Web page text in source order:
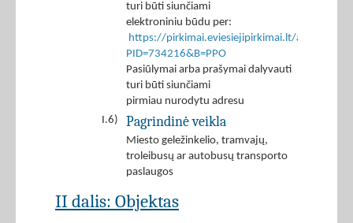
turi būti siunčiami
elektroniniu būdu per:
https://pirkimai.eviesiejipirkimai.lt/app/rfq/
PID=734216&B=PPO
Pasiūlymai arba prašymai dalyvauti
turi būti siunčiami
pirmiau nurodytu adresu
I.6)
Pagrindinė veikla
Miesto geležinkelio, tramvajų,
troleibusų ar autobusų transporto
paslaugos
II dalis: Objektas